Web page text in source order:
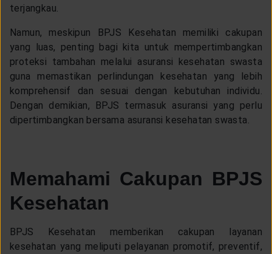
terjangkau.
Namun, meskipun BPJS Kesehatan memiliki cakupan
yang luas, penting bagi kita untuk mempertimbangkan
proteksi tambahan melalui asuransi kesehatan swasta
guna memastikan perlindungan kesehatan yang lebih
komprehensif dan sesuai dengan kebutuhan individu.
Dengan demikian, BPJS termasuk asuransi yang perlu
dipertimbangkan bersama asuransi kesehatan swasta.
Memahami Cakupan BPJS
Kesehatan
BPJS Kesehatan memberikan cakupan layanan
kesehatan yang meliputi pelayanan promotif, preventif,
OUR SOLUTION
CUSTOMER SERVICE
ARTICLE & NEWS
EVENTS